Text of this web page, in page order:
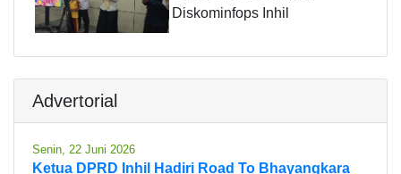
Diskominfops Inhil
Advertorial
Senin, 22 Juni 2026
Ketua DPRD Inhil Hadiri Road To Bhayangkara